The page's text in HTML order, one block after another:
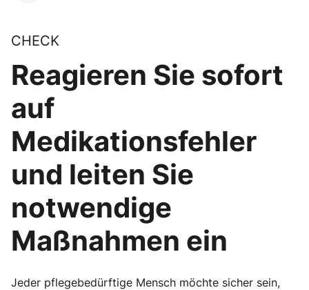
CHECK
Reagieren Sie sofort
auf
Medikationsfehler
und leiten Sie
notwendige
Maßnahmen ein
Jeder pflegebedürftige Mensch möchte sicher sein,